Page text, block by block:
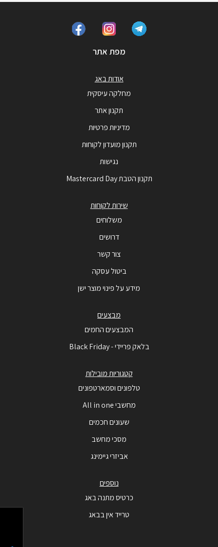
מפת אתר
אודות באג
מחלקה עיסקית
תקנון אתר
מדיניות פרטיות
תקנון מועדון לקוחות
נגישות
תקנון הטבת Mastercard Day
שירות לקוחות
משלוחים
דרושים
צור קשר
ביטול עסקה
מידע על פינוי מוצר ישן
מבצעים
המבצעים החמים
בלאק פריידי - Black Friday
קטגוריות מובילות
טלפונים וסמארטפונים
מחשבי All in one
שעונים חכמים
מסכי מחשב
אביזרי גיימינג
נוספים
כרטיס מתנה באג
טרייד אין בבאג